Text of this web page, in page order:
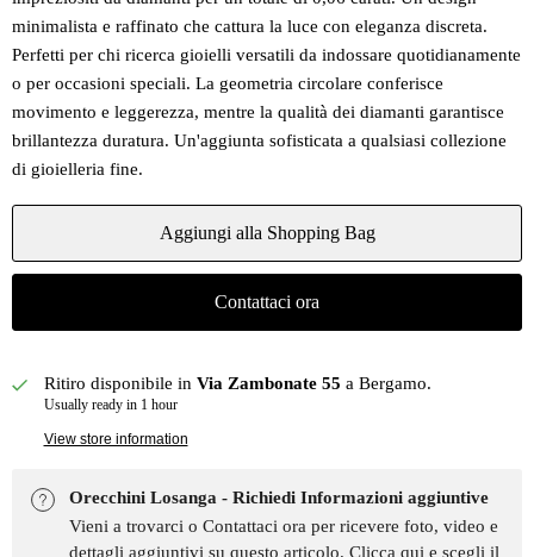
minimalista e raffinato che cattura la luce con eleganza discreta.
Perfetti per chi ricerca gioielli versatili da indossare quotidianamente
o per occasioni speciali. La geometria circolare conferisce
movimento e leggerezza, mentre la qualità dei diamanti garantisce
brillantezza duratura. Un'aggiunta sofisticata a qualsiasi collezione
di gioielleria fine.
Aggiungi alla Shopping Bag
Contattaci ora
Ritiro disponibile in Via Zambonate 55 a Bergamo.
Usually ready in 1 hour
View store information
Orecchini Losanga - Richiedi Informazioni aggiuntive
Vieni a trovarci o Contattaci ora per ricevere foto, video e
dettagli aggiuntivi su questo articolo. Clicca qui e scegli il